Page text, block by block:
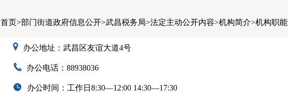
首页>部门街道政府信息公开>武昌税务局>法定主动公开内容>机构简介>机构职能
办公地址：武昌区友谊大道4号
办公电话：88938036
办公时间：工作日8:30—12:00 14:30—17:30